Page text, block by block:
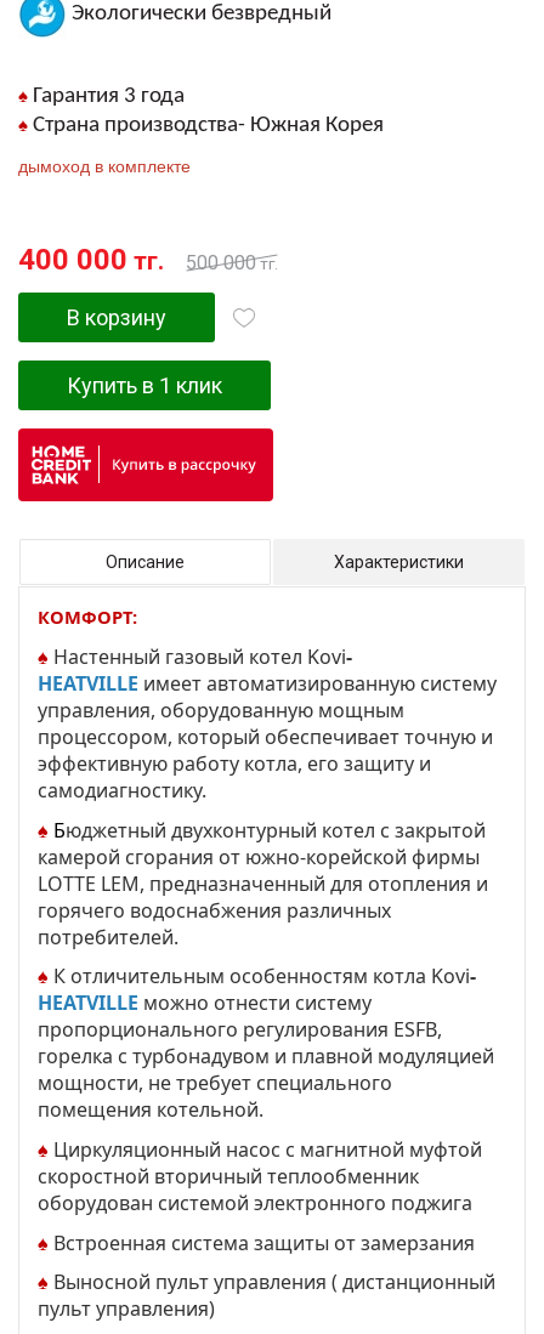
Экологически безвредный
♠ Гарантия 3 года
♠ Страна производства- Южная Корея
дымоход в комплекте
400 000 тг. 500 000тг.
В корзину
Купить в 1 клик
Описание Характеристики
КОМФОРТ:
♠ Настенный газовый котел Kovi-
HEATVILLE имеет автоматизированную систему
управления, оборудованную мощным
процессором, который обеспечивает точную и
эффективную работу котла, его защиту и
самодиагностику.
♠ Бюджетный двухконтурный котел с закрытой
камерой сгорания от южно-корейской фирмы
LOTTE LEM, предназначенный для отопления и
горячего водоснабжения различных
потребителей.
♠ К отличительным особенностям котла Kovi-
HEATVILLE можно отнести систему
пропорционального регулирования ESFB,
горелка с турбонадувом и плавной модуляцией
мощности, не требует специального
помещения котельной.
♠ Циркуляционный насос с магнитной муфтой
скоростной вторичный теплообменник
оборудован системой электронного поджига
♠ Встроенная система защиты от замерзания
♠ Выносной пульт управления ( дистанционный
пульт управления)